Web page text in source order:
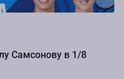
Самсонову в 1/8